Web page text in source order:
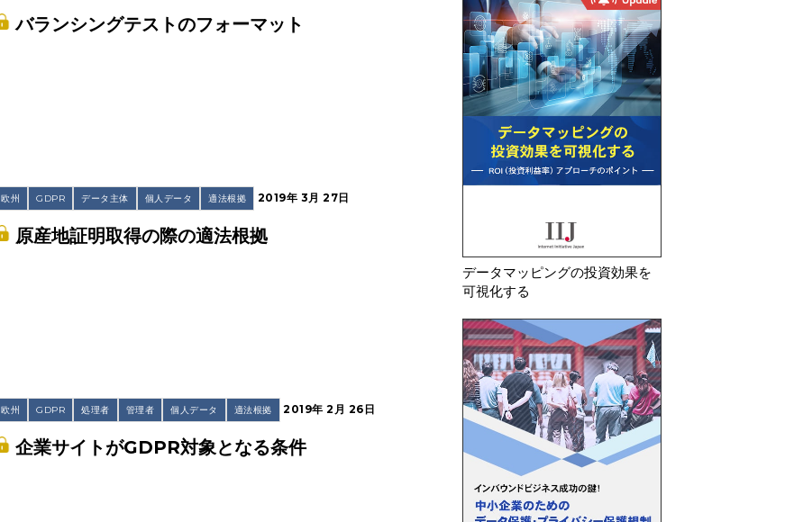
バランシングテストのフォーマット
欧州 GDPR データ主体 個人データ 適法根拠 2019年 3月 27日
原産地証明取得の際の適法根拠
欧州 GDPR 処理者 管理者 個人データ 適法根拠 2019年 2月 26日
企業サイトがGDPR対象となる条件
データマッピングの投資効果を
可視化する